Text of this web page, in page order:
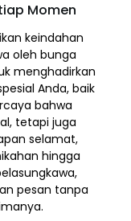
Momen
keindahan
oleh bunga
menghadirkan
Anda, baik
bahwa
tetapi juga
selamat,
hingga
pesan tanpa